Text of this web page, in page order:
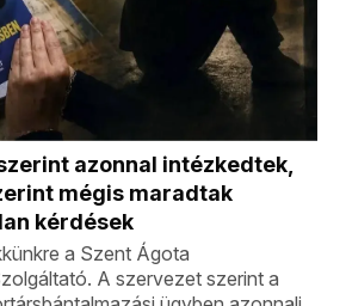
azonnal intézkedtek,
mégis maradtak
kérdések
a Szent Ágota
A szervezet szerint a